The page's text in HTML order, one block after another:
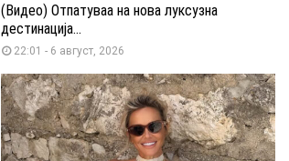
(Видео) Отпатуваа на нова луксузна
дестинација...
22:01 - 6 август, 2026